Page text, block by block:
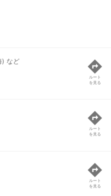
) など
ルート
を見る
ルート
を見る
ルート
を見る